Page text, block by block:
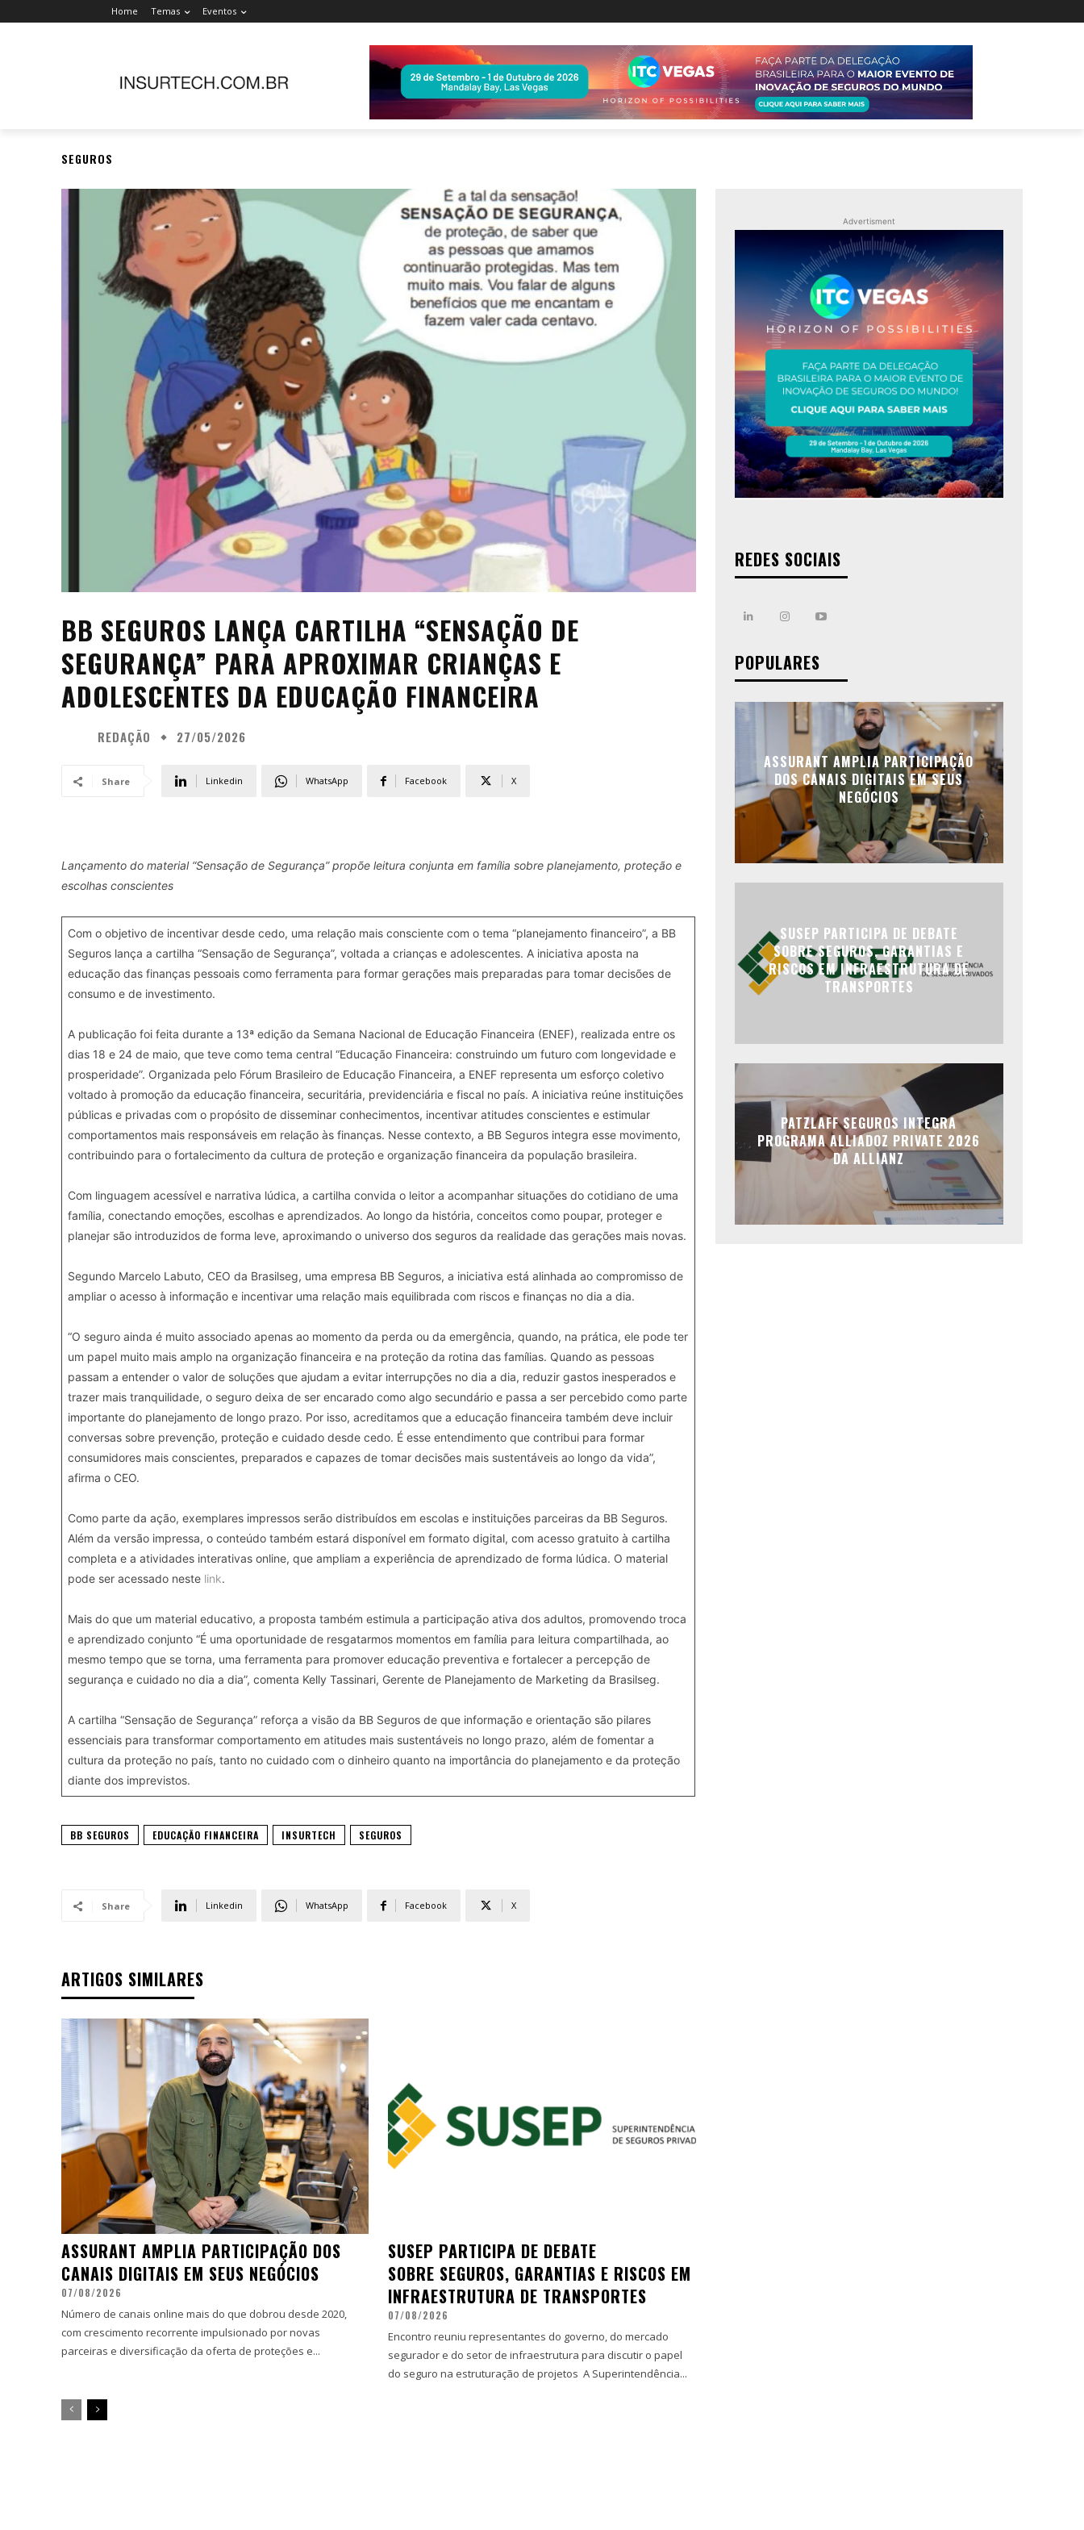
Home Temas Eventos
SEGUROS
BB SEGUROS LANÇA CARTILHA “SENSAÇÃO DE
SEGURANÇA” PARA APROXIMAR CRIANÇAS E
ADOLESCENTES DA EDUCAÇÃO FINANCEIRA
REDAÇÃO 27/05/2026
Share Linkedin WhatsApp Facebook X
Lançamento do material “Sensação de Segurança” propõe leitura conjunta em família sobre planejamento, proteção e
escolhas conscientes
Com o objetivo de incentivar desde cedo, uma relação mais consciente com o tema “planejamento financeiro”, a BB
Seguros lança a cartilha “Sensação de Segurança”, voltada a crianças e adolescentes. A iniciativa aposta na
educação das finanças pessoais como ferramenta para formar gerações mais preparadas para tomar decisões de
consumo e de investimento.
A publicação foi feita durante a 13ª edição da Semana Nacional de Educação Financeira (ENEF), realizada entre os
dias 18 e 24 de maio, que teve como tema central “Educação Financeira: construindo um futuro com longevidade e
prosperidade”. Organizada pelo Fórum Brasileiro de Educação Financeira, a ENEF representa um esforço coletivo
voltado à promoção da educação financeira, securitária, previdenciária e fiscal no país. A iniciativa reúne instituições
públicas e privadas com o propósito de disseminar conhecimentos, incentivar atitudes conscientes e estimular
comportamentos mais responsáveis em relação às finanças. Nesse contexto, a BB Seguros integra esse movimento,
contribuindo para o fortalecimento da cultura de proteção e organização financeira da população brasileira.
Com linguagem acessível e narrativa lúdica, a cartilha convida o leitor a acompanhar situações do cotidiano de uma
família, conectando emoções, escolhas e aprendizados. Ao longo da história, conceitos como poupar, proteger e
planejar são introduzidos de forma leve, aproximando o universo dos seguros da realidade das gerações mais novas.
Segundo Marcelo Labuto, CEO da Brasilseg, uma empresa BB Seguros, a iniciativa está alinhada ao compromisso de
ampliar o acesso à informação e incentivar uma relação mais equilibrada com riscos e finanças no dia a dia.
“O seguro ainda é muito associado apenas ao momento da perda ou da emergência, quando, na prática, ele pode ter
um papel muito mais amplo na organização financeira e na proteção da rotina das famílias. Quando as pessoas
passam a entender o valor de soluções que ajudam a evitar interrupções no dia a dia, reduzir gastos inesperados e
trazer mais tranquilidade, o seguro deixa de ser encarado como algo secundário e passa a ser percebido como parte
importante do planejamento de longo prazo. Por isso, acreditamos que a educação financeira também deve incluir
conversas sobre prevenção, proteção e cuidado desde cedo. É esse entendimento que contribui para formar
consumidores mais conscientes, preparados e capazes de tomar decisões mais sustentáveis ao longo da vida”,
afirma o CEO.
Como parte da ação, exemplares impressos serão distribuídos em escolas e instituições parceiras da BB Seguros.
Além da versão impressa, o conteúdo também estará disponível em formato digital, com acesso gratuito à cartilha
completa e a atividades interativas online, que ampliam a experiência de aprendizado de forma lúdica. O material
pode ser acessado neste link.
Mais do que um material educativo, a proposta também estimula a participação ativa dos adultos, promovendo troca
e aprendizado conjunto “É uma oportunidade de resgatarmos momentos em família para leitura compartilhada, ao
mesmo tempo que se torna, uma ferramenta para promover educação preventiva e fortalecer a percepção de
segurança e cuidado no dia a dia”, comenta Kelly Tassinari, Gerente de Planejamento de Marketing da Brasilseg.
A cartilha “Sensação de Segurança” reforça a visão da BB Seguros de que informação e orientação são pilares
essenciais para transformar comportamento em atitudes mais sustentáveis no longo prazo, além de fomentar a
cultura da proteção no país, tanto no cuidado com o dinheiro quanto na importância do planejamento e da proteção
diante dos imprevistos.
BB SEGUROS EDUCAÇÃO FINANCEIRA INSURTECH SEGUROS
Share Linkedin WhatsApp Facebook X
ARTIGOS SIMILARES
ASSURANT AMPLIA PARTICIPAÇÃO DOS
CANAIS DIGITAIS EM SEUS NEGÓCIOS
07/08/2026
Número de canais online mais do que dobrou desde 2020,
com crescimento recorrente impulsionado por novas
parceiras e diversificação da oferta de proteções e...
SUSEP PARTICIPA DE DEBATE
SOBRE SEGUROS, GARANTIAS E RISCOS EM
INFRAESTRUTURA DE TRANSPORTES
07/08/2026
Encontro reuniu representantes do governo, do mercado
segurador e do setor de infraestrutura para discutir o papel
do seguro na estruturação de projetos A Superintendência...
Advertisment
REDES SOCIAIS
POPULARES
ASSURANT AMPLIA PARTICIPAÇÃO
DOS CANAIS DIGITAIS EM SEUS
NEGÓCIOS
SUSEP PARTICIPA DE DEBATE
SOBRE SEGUROS, GARANTIAS E
RISCOS EM INFRAESTRUTURA DE
TRANSPORTES
PATZLAFF SEGUROS INTEGRA
PROGRAMA ALLIADOZ PRIVATE 2026
DA ALLIANZ